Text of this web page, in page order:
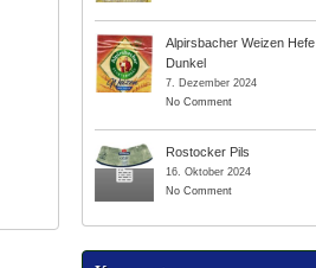
Alpirsbacher Weizen Hefe
Dunkel
7. Dezember 2024
No Comment
Rostocker Pils
16. Oktober 2024
No Comment